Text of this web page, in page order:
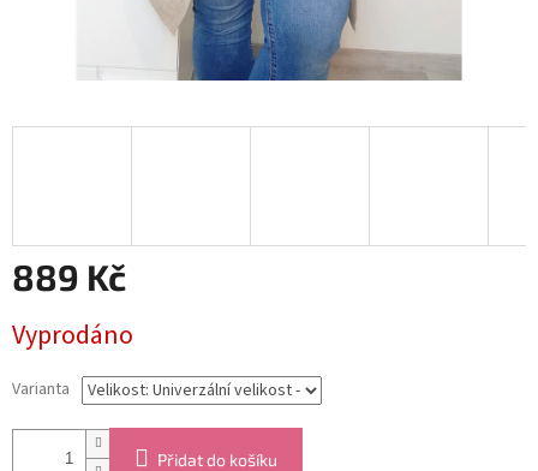
889 Kč
cena:
Vyprodáno
Varianta
Přidat do košíku